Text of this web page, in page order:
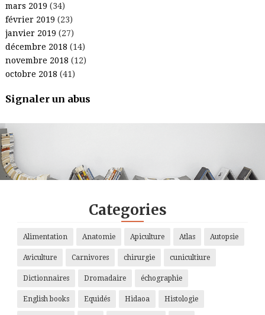
mars 2019 (34)
février 2019 (23)
janvier 2019 (27)
décembre 2018 (14)
novembre 2018 (12)
octobre 2018 (41)
Signaler un abus
.
.
.
.
Categories
Alimentation Anatomie Apiculture Atlas Autopsie
Aviculture Carnivores chirurgie cunicultiure
Dictionnaires Dromadaire échographie
English books Equidés Hidaoa Histologie